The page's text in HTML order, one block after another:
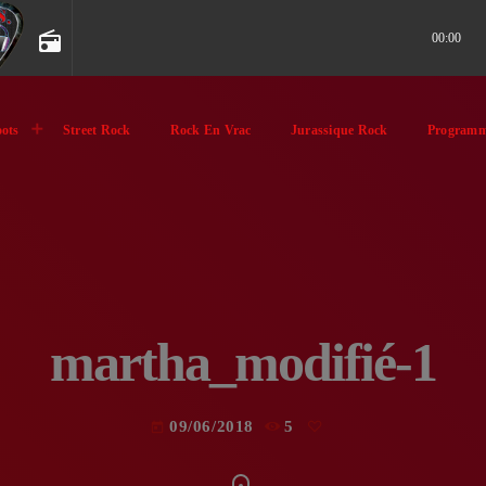
radio 00:00
Street Rock Rock En Vrac Jurassique Rock
martha_modifié-1
09/06/2018 5